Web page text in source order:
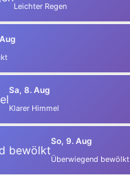
Leichter Regen
Sa, 8. Aug
Klarer Himmel
So, 9. Aug
Überwiegend bewölkt